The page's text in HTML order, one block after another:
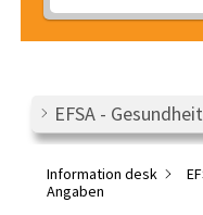
EFSA -
Information desk
Angaben